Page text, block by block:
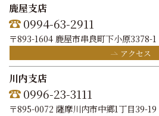
鹿屋支店
0994-63-2911
〒893-1604 鹿屋市串良町下小原3378-1
アクセス
川内支店
0996-23-3111
〒895-0072 薩摩川内市中郷1丁目39-19